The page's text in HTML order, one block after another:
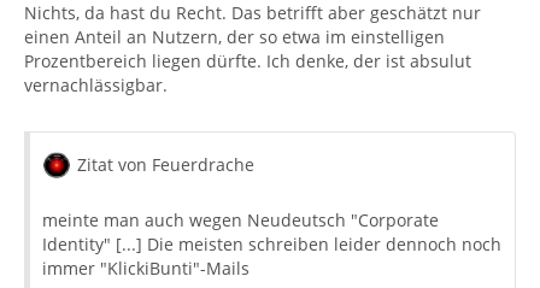
Nichts, da hast du Recht. Das betrifft aber geschätzt nur
einen Anteil an Nutzern, der so etwa im einstelligen
Prozentbereich liegen dürfte. Ich denke, der ist absulut
vernachlässigbar.
Zitat von Feuerdrache
meinte man auch wegen Neudeutsch "Corporate
Identity" [...] Die meisten schreiben leider dennoch noch
immer "KlickiBunti"-Mails